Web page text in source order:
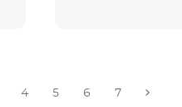
4 5 6 7